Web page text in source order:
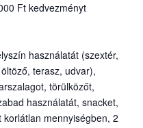
Ft kedvezményt
használatát (szextér,
terasz, udvar),
törülközőt,
használatát, snacket,
mennyiségben, 2